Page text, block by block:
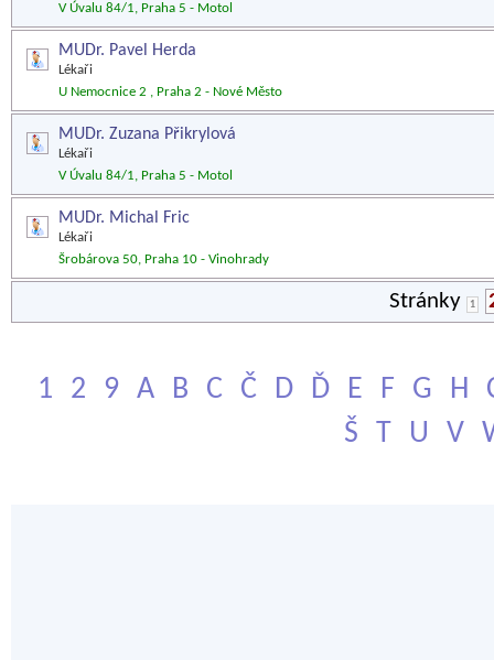
V Úvalu 84/1, Praha 5 - Motol
MUDr. Pavel Herda
Lékaři
U Nemocnice 2 , Praha 2 - Nové Město
MUDr. Zuzana Přikrylová
Lékaři
V Úvalu 84/1, Praha 5 - Motol
MUDr. Michal Fric
Lékaři
Šrobárova 50, Praha 10 - Vinohrady
Stránky 1
1 2 9 A B C Č D Ď E F G H
Š
T U V